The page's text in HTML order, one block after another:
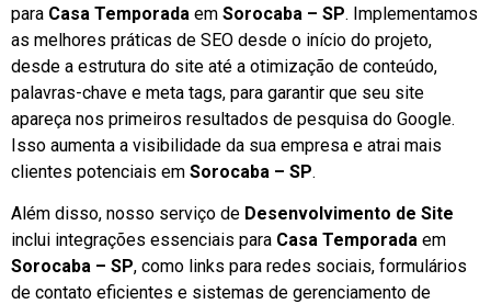
para Casa Temporada em Sorocaba – SP. Implementamos
as melhores práticas de SEO desde o início do projeto,
desde a estrutura do site até a otimização de conteúdo,
palavras-chave e meta tags, para garantir que seu site
apareça nos primeiros resultados de pesquisa do Google.
Isso aumenta a visibilidade da sua empresa e atrai mais
clientes potenciais em Sorocaba – SP.
Além disso, nosso serviço de Desenvolvimento de Site
inclui integrações essenciais para Casa Temporada em
Sorocaba – SP, como links para redes sociais, formulários
de contato eficientes e sistemas de gerenciamento de